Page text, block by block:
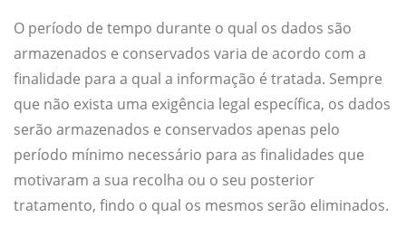
O período de tempo durante o qual os dados são
armazenados e conservados varia de acordo com a
finalidade para a qual a informação é tratada. Sempre
que não exista uma exigência legal específica, os dados
serão armazenados e conservados apenas pelo
período mínimo necessário para as finalidades que
motivaram a sua recolha ou o seu posterior
tratamento, findo o qual os mesmos serão eliminados.